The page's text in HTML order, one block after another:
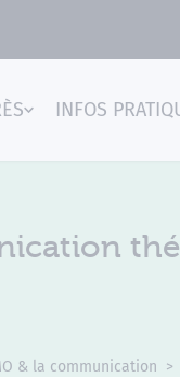
INFOS
& la communication